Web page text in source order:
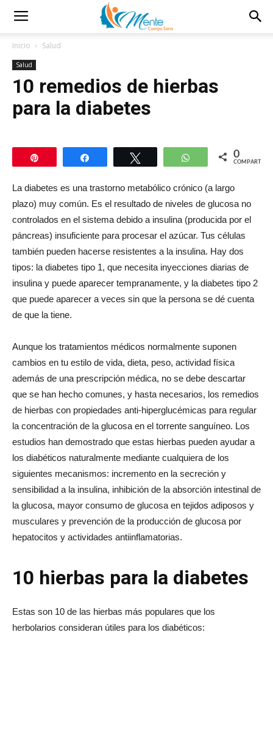
Inicio Salud
Salud
10 remedios de hierbas
para la diabetes
Compartir WhatsApp
0
COMPARTIR
La diabetes es una trastorno metabólico crónico (a largo
plazo) muy común. Es el resultado de niveles de glucosa no
controlados en el sistema debido a insulina (producida por el
páncreas) insuficiente para procesar el azúcar. Tus células
también pueden hacerse resistentes a la insulina. Hay dos
tipos: la diabetes tipo 1, que necesita inyecciones diarias de
insulina y puede aparecer tempranamente, y la diabetes tipo 2
que puede aparecer a veces sin que la persona se dé cuenta
de que la tiene.
Aunque los tratamientos médicos normalmente suponen
cambios en tu estilo de vida, dieta, peso, actividad física
además de una prescripción médica, no se debe descartar
que se han hecho comunes, y hasta necesarios, los remedios
de hierbas con propiedades anti-hiperglucémicas para regular
la concentración de la glucosa en el torrente sanguíneo. Los
estudios han demostrado que estas hierbas pueden ayudar a
los diabéticos naturalmente mediante cualquiera de los
siguientes mecanismos: incremento en la secreción y
sensibilidad a la insulina, inhibición de la absorción intestinal de
la glucosa, mayor consumo de glucosa en tejidos adiposos y
musculares y prevención de la producción de glucosa por
hepatocitos y actividades antiinflamatorias.
10 hierbas para la diabetes
Estas son 10 de las hierbas más populares que los
herbolarios consideran útiles para los diabéticos: